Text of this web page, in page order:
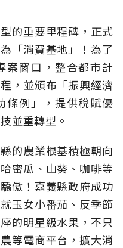
的重要里程碑，正式
「消費基地」！為了
案窗口，整合都市計
，並頒布「振興經濟
條例」，提供稅賦優
並重轉型。
的農業根基積極朝向
密瓜、山葵、咖啡等
傲！嘉義縣政府成功
玉女小番茄、反季節
的明星級水果，不只
等電商平台，擴大消